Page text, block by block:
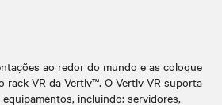
ao redor do mundo e as coloque
rack VR da Vertiv™. O Vertiv VR suporta
incluindo: servidores,